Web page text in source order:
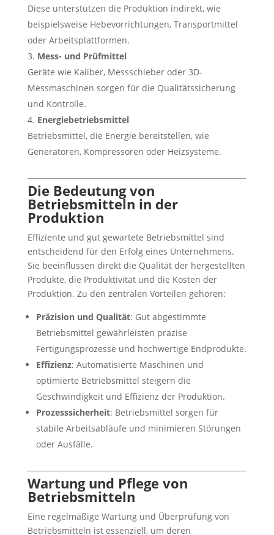
Diese unterstützen die Produktion indirekt, wie
beispielsweise Hebevorrichtungen, Transportmittel
oder Arbeitsplattformen.
Mess- und Prüfmittel
Geräte wie Kaliber, Messschieber oder 3D-
Messmaschinen sorgen für die Qualitätssicherung
und Kontrolle.
Energiebetriebsmittel
Betriebsmittel, die Energie bereitstellen, wie
Generatoren, Kompressoren oder Heizsysteme.
Die Bedeutung von
Betriebsmitteln in der
Produktion
Effiziente und gut gewartete Betriebsmittel sind
entscheidend für den Erfolg eines Unternehmens.
Sie beeinflussen direkt die Qualität der hergestellten
Produkte, die Produktivität und die Kosten der
Produktion. Zu den zentralen Vorteilen gehören:
Präzision und Qualität: Gut abgestimmte
Betriebsmittel gewährleisten präzise
Fertigungsprozesse und hochwertige Endprodukte.
Effizienz: Automatisierte Maschinen und
optimierte Betriebsmittel steigern die
Geschwindigkeit und Effizienz der Produktion.
Prozesssicherheit: Betriebsmittel sorgen für
stabile Arbeitsabläufe und minimieren Störungen
oder Ausfälle.
Wartung und Pflege von
Betriebsmitteln
Eine regelmäßige Wartung und Überprüfung von
Betriebsmitteln ist essenziell, um deren